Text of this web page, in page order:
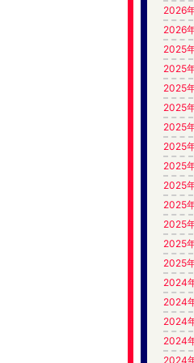
2026
2026
2025
2025
2025
2025
2025
2025
2025
2025
2025
2025
2025
2025
2024
2024
2024
2024
2024